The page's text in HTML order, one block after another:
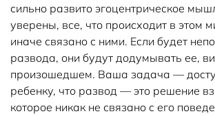
сильно развито эгоцентрическое
уверены, все, что происходит в этом
иначе связано с ними. Если будет
развода, они будут додумывать ее,
произошедшем. Ваша задача —
ребенку, что развод — это решение
которое никак не связано с его